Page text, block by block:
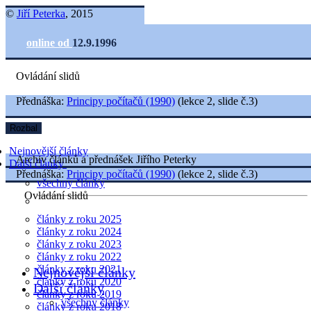
© Jiří Peterka, 2015
online od 12.9.1996
Ovládání slidů
Nejnovější články
Další články
všechny články
články z roku 2025
články z roku 2024
články z roku 2023
články z roku 2022
články z roku 2021
články z roku 2020
články z roku 2019
články z roku 2018
Přednáška: Principy počítačů (1990) (lekce 2, slide č.3)
Rozbal
Archiv článků a přednášek Jiřího Peterky
Přednáška: Principy počítačů (1990) (lekce 2, slide č.3)
Ovládání slidů
Nejnovější články
Další články
všechny články